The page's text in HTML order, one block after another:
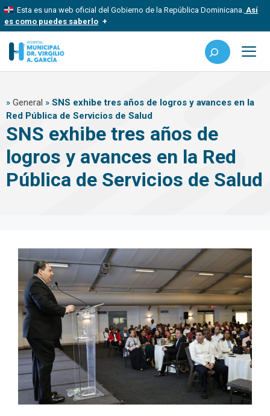
Saltar
al
contenido
Esta es una web oficial del Gobierno de la República Dominicana. Así
es como puedes saberlo
Los sitios web oficiales utilizan .gob.do, .gov.do o .mil.do
Un sitio .gob.do, .gov.do o .mil.do significa que pertenece a una
usan HTTPS
Un candado (
) o https:// significa que estás conectado a un sitio
seguro dentro de .gob.do o .gov.do. Comparte información
confidencial solo en este tipo de sitios.
Buscar
» General » SNS exhibe tres años de logros y avances en la
Red Pública de Servicios de Salud
SNS exhibe tres años de
logros y avances en la Red
Pública de Servicios de Salud